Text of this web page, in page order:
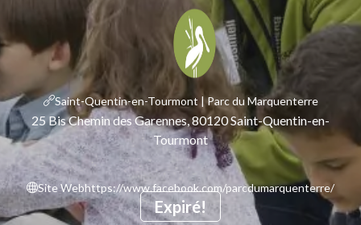
Expiré!
Saint-Quentin-en-Tourmont | Parc du Marquenterre
25 Bis Chemin des Garennes, 80120 Saint-Quentin-en-
Tourmont
Site Webhttps://www.facebook.com/parcdumarquenterre/